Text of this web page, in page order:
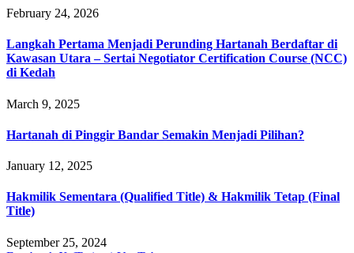
February 24, 2026
Langkah Pertama Menjadi Perunding Hartanah Berdaftar di
Kawasan Utara – Sertai Negotiator Certification Course (NCC)
di Kedah
March 9, 2025
Hartanah di Pinggir Bandar Semakin Menjadi Pilihan?
January 12, 2025
Hakmilik Sementara (Qualified Title) & Hakmilik Tetap (Final
Title)
September 25, 2024